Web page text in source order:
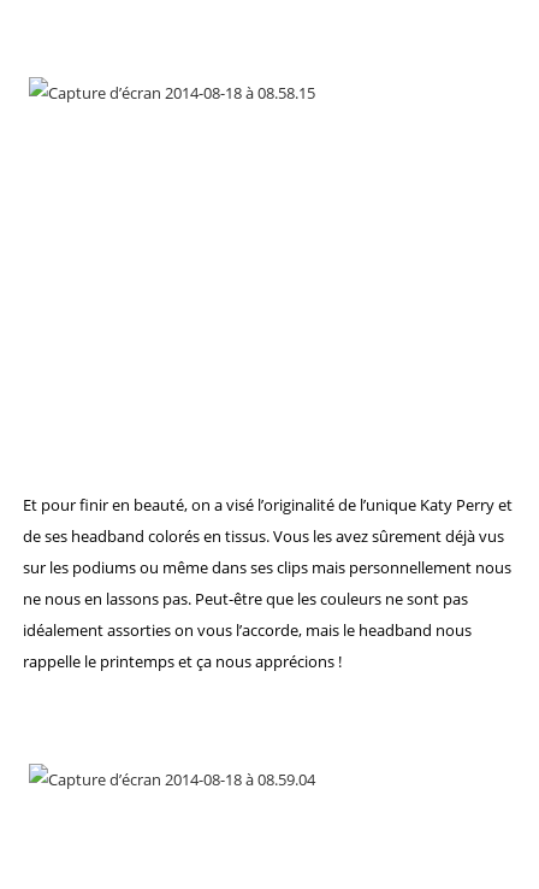
Et pour finir en beauté, on a visé l’originalité de l’unique Katy Perry et
de ses headband colorés en tissus. Vous les avez sûrement déjà vus
sur les podiums ou même dans ses clips mais personnellement nous
ne nous en lassons pas. Peut-être que les couleurs ne sont pas
idéalement assorties on vous l’accorde, mais le headband nous
rappelle le printemps et ça nous apprécions !